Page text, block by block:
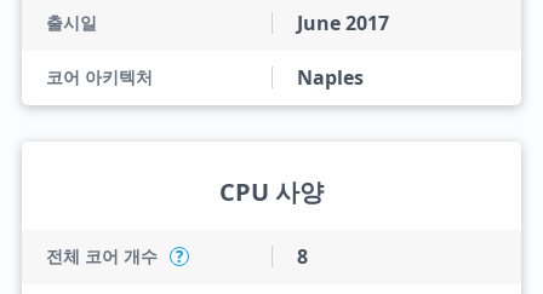
출시일 June 2017
코어 아키텍처 Naples
CPU 사양
전체 코어 개수 ? 8